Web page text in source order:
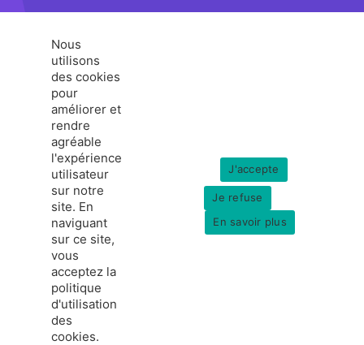
Nous
utilisons
des cookies
pour
améliorer et
rendre
agréable
l'expérience
utilisateur
sur notre
site. En
naviguant
sur ce site,
vous
acceptez la
politique
d'utilisation
des
cookies.
J'accepte
Je refuse
En savoir plus